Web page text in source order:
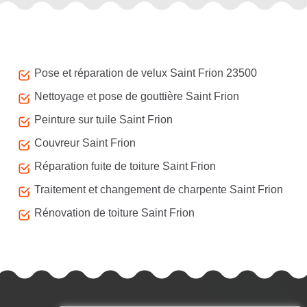
Pose et réparation de velux Saint Frion 23500
Nettoyage et pose de gouttière Saint Frion
Peinture sur tuile Saint Frion
Couvreur Saint Frion
Réparation fuite de toiture Saint Frion
Traitement et changement de charpente Saint Frion
Rénovation de toiture Saint Frion